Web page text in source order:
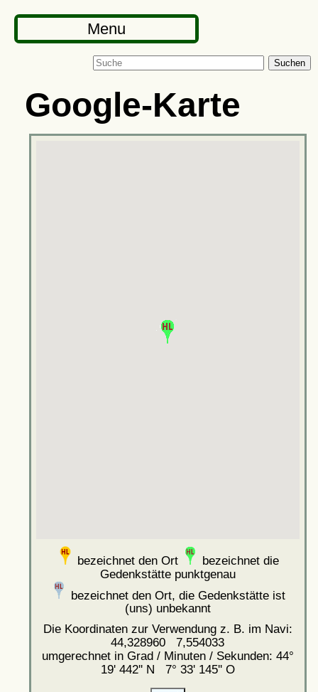
Menu
Suchen
Google-Karte
bezeichnet den Ort
bezeichnet die
Gedenkstätte punktgenau
bezeichnet den Ort, die Gedenkstätte ist
(uns) unbekannt
Die Koordinaten zur Verwendung z. B. im Navi:
44,328960 7,554033
umgerechnet in Grad / Minuten / Sekunden: 44°
19' 442'' N 7° 33' 145'' O